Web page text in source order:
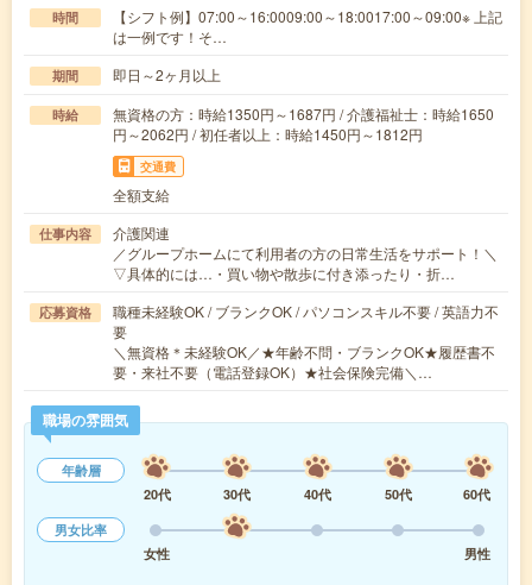
時間
【シフト例】07:00～16:0009:00～18:0017:00～09:00※ 上記
は一例です！そ…
期間 即日～2ヶ月以上
時給
無資格の方：時給1350円～1687円 / 介護福祉士：時給1650
円～2062円 / 初任者以上：時給1450円～1812円
交通費
全額支給
仕事内容
介護関連
／グループホームにて利用者の方の日常生活をサポート！＼
▽具体的には…・買い物や散歩に付き添ったり・折…
応募資格
職種未経験OK / ブランクOK / パソコンスキル不要 / 英語力不
要
＼無資格＊未経験OK／★年齢不問・ブランクOK★履歴書不
要・来社不要（電話登録OK）★社会保険完備＼…
職場の雰囲気
年齢層
20代
30代 40代 50代
60代
男女比率
女性
男性